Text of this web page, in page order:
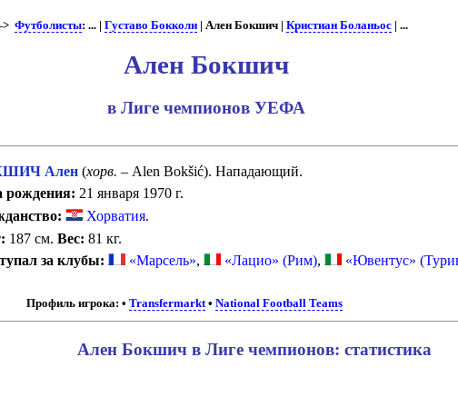
Футболисты: ... | Густаво Бокколи| Ален Бокшич | Кристиан Боланьос| ...
Ален Бокшич
в Лиге чемпионов УЕФА
Ален(хорв. – Alen Bokšić). Нападающий.
рождения: 21 января 1970 г.
Хорватия.
187 см. Вес: 81 кг.
за клубы:
«Марсель», «Лацио» (Рим), «Ювентус»
Профиль игрока: • Transfermarkt• National Football Teams
Ален Бокшич в Лиге чемпионов: статистика